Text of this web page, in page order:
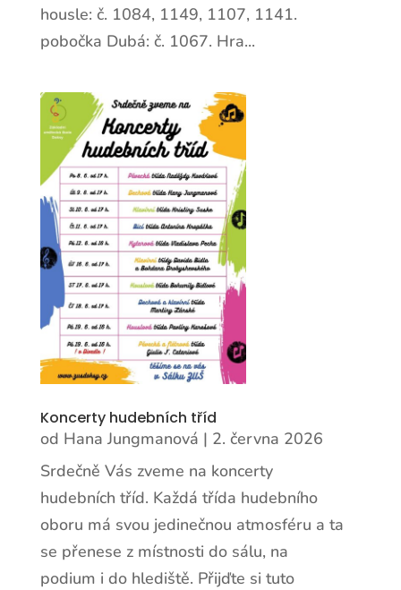
housle: č. 1084, 1149, 1107, 1141.
pobočka Dubá: č. 1067. Hra...
Koncerty hudebních tříd
od Hana Jungmanová | 2. června 2026
Srdečně Vás zveme na koncerty
hudebních tříd. Každá třída hudebního
oboru má svou jedinečnou atmosféru a ta
se přenese z místnosti do sálu, na
podium i do hlediště. Přijďte si tuto